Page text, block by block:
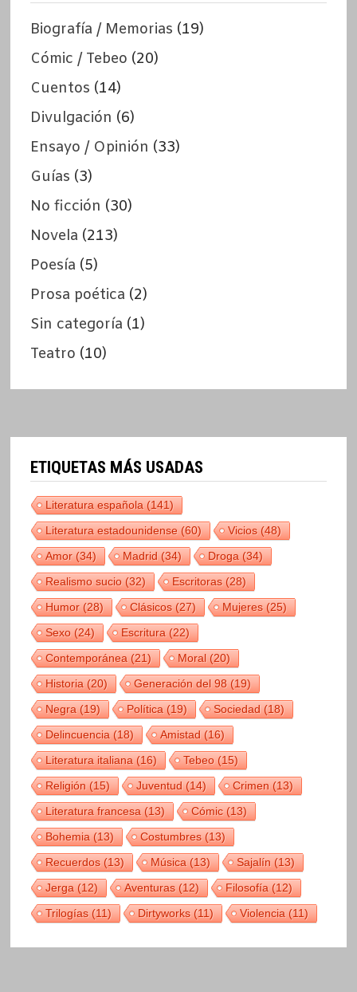
Biografía / Memorias (19)
Cómic / Tebeo (20)
Cuentos (14)
Divulgación (6)
Ensayo / Opinión (33)
Guías (3)
No ficción (30)
Novela (213)
Poesía (5)
Prosa poética (2)
Sin categoría (1)
Teatro (10)
ETIQUETAS MÁS USADAS
Literatura española(141)
Literatura estadounidense(60) Vicios(48)
Amor(34) Madrid(34) Droga(34)
Realismo sucio(32) Escritoras(28)
Humor(28) Clásicos(27) Mujeres(25)
Sexo(24) Escritura(22)
Contemporánea(21) Moral(20)
Historia(20) Generación del 98(19)
Negra(19) Política(19) Sociedad(18)
Delincuencia(18) Amistad(16)
Literatura italiana(16) Tebeo(15)
Religión(15) Juventud(14) Crimen(13)
Literatura francesa(13) Cómic(13)
Bohemia(13) Costumbres(13)
Recuerdos(13) Música(13) Sajalín(13)
Jerga(12) Aventuras(12) Filosofía(12)
Trilogías(11) Dirtyworks(11) Violencia(11)